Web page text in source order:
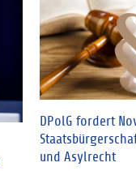
DPolG fordert
und Asylrecht